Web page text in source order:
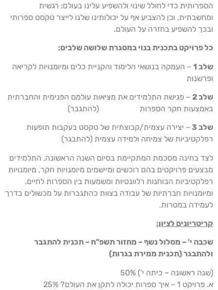
הספרותית כדי לחולל שינוי ולהשפיע עלינו בעולם: רגשית
ומחשבתית, וכן להצביע אף על יכולותינו שלנו לייצר טקסט ספרותי
ובכך להשפיע בחזרה על העולם.
כל פרויקט בתכנית בנוי במסגרת שלושה שלבים:
שלב 1
– העמקה בנושאי הלימוד והקניית כלים ומיומנויות לקריאה
ופרשנות
שלב 2
– פגישת התלמידים את מציאות עולמם הפנימית והחברתית
באמצעות חקר הספרות (להתגבר)
שלב 3
– יצירה עצמית/קבוצתית של טקסט בעקבות תופעות
רפלקטיביות של צמיחה ולמידה עצמית (להתבגר)
לצד בחינה מסכמת המתקיימת בסיום השנה הראשונה, התלמידים
מבצעים פרויקטים בהם רוכשים ומיישמים מיומנויות חקר, מיומנויות
רפלקטיביות הבוחנות רלוונטיות ומשמעות בין הספרות לחיים,
ומיומנויות חברתיות של עבודה בצוות כהתגברות על מכשולים בדרך
לעמידה במטרות.
קריטריונים לציון:
שכבה י' – מסלול נשף – מחזור תשפ"ח – תכנית להתגבר
ולהתבגר (תכנית ממירת בגרות)
(שנה ראשונה – כיתה י’) 50%
א. פרויקט 1 – איך ספרות יכולה לתקן את העולם? 25%